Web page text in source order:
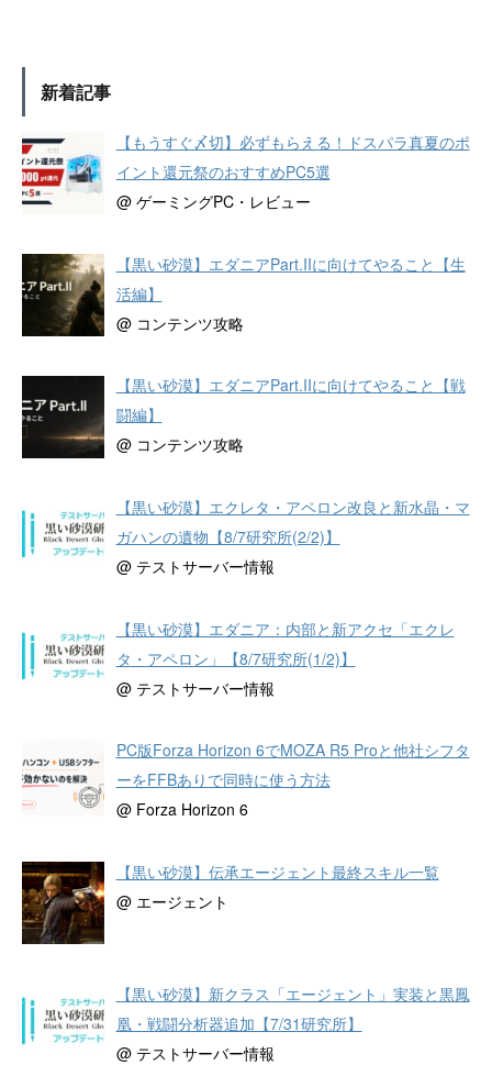
新着記事
【もうすぐ〆切】必ずもらえる！ドスパラ真夏のポ
イント還元祭のおすすめPC5選
@ ゲーミングPC・レビュー
【黒い砂漠】エダニアPart.IIに向けてやること【生
活編】
@ コンテンツ攻略
【黒い砂漠】エダニアPart.IIに向けてやること【戦
闘編】
@ コンテンツ攻略
【黒い砂漠】エクレタ・アペロン改良と新水晶・マ
ガハンの遺物【8/7研究所(2/2)】
@ テストサーバー情報
【黒い砂漠】エダニア：内部と新アクセ「エクレ
タ・アペロン」【8/7研究所(1/2)】
@ テストサーバー情報
PC版Forza Horizon 6でMOZA R5 Proと他社シフタ
ーをFFBありで同時に使う方法
@ Forza Horizon 6
【黒い砂漠】伝承エージェント最終スキル一覧
@ エージェント
【黒い砂漠】新クラス「エージェント」実装と黒鳳
凰・戦闘分析器追加【7/31研究所】
@ テストサーバー情報